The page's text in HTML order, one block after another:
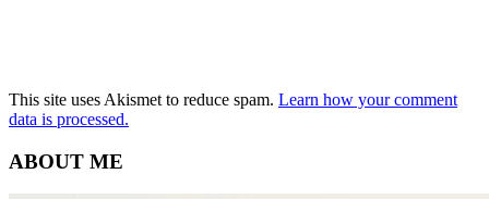
This site uses Akismet to reduce spam. Learn how your comment
data is processed.
ABOUT ME